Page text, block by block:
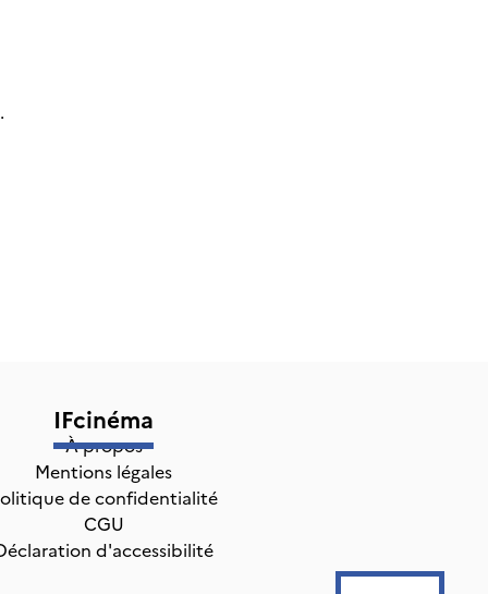
IFcinéma
À propos
Mentions légales
de confidentialité
CGU
d'accessibilité